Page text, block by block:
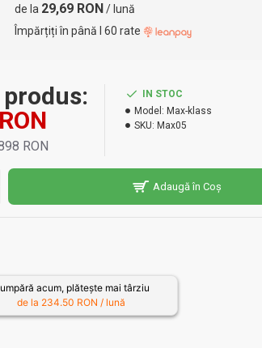
de la 29,69 RON/ lună
Împărțiți în până l 60 rate
RON
IN STOC
Model: Max-klass
SKU: Max05
Adaugă în Coș
acum, plătește mai târziu
de la 234.50 RON / lună